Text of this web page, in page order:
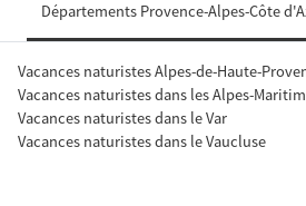
Départements Provence-Alpes-Côte
Vacances naturistes Alpes-de-Haute-
Vacances naturistes dans les Alpes-
Vacances naturistes dans le Var
Vacances naturistes dans le Vaucluse